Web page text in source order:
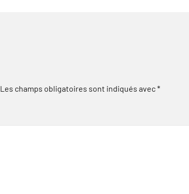
Les champs obligatoires sont indiqués avec*